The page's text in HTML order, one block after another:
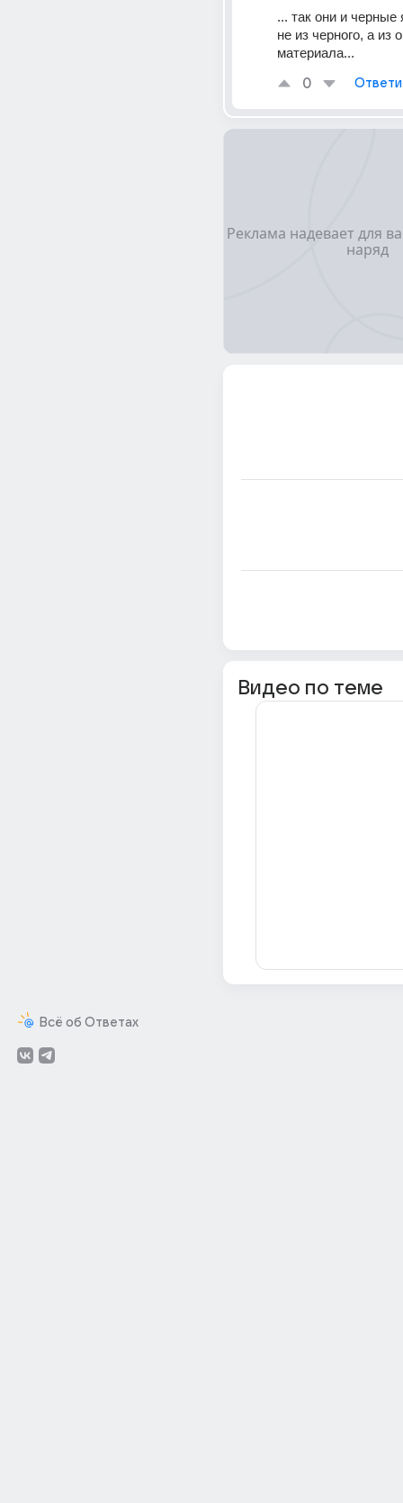
Всё об Ответах
... так они и
не из черного, а из
материала...
0
Видео по теме